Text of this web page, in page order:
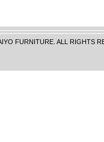
FURNITURE. ALL RIGHTS